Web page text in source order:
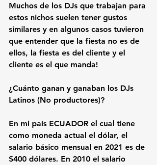
Muchos de los DJs que trabajan para
estos nichos suelen tener gustos
similares y en algunos casos tuvieron
que entender que la fiesta no es de
ellos, la fiesta es del cliente y el
cliente es el que manda!
¿Cuánto ganan y ganaban los DJs
Latinos (No productores)?
En mi país ECUADOR el cual tiene
como moneda actual el dólar, el
salario básico mensual en 2021 es de
$400 dólares. En 2010 el salario